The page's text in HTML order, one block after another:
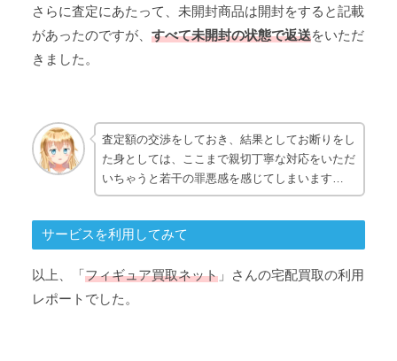
さらに査定にあたって、未開封商品は開封をすると記載
があったのですが、 すべて未開封の状態で返送をいただ
きました。
査定額の交渉をしておき、結果としてお断りをし
た身としては、ここまで親切丁寧な対応をいただ
いちゃうと若干の罪悪感を感じてしまいます…
サービスを利用してみて
以上、「フィギュア買取ネット 」さんの宅配買取の利用
レポートでした。